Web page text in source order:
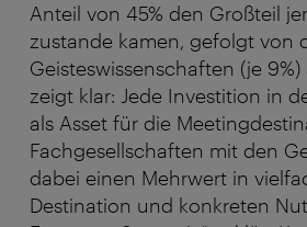
Anteil von 45% den Großteil
zustande kamen, gefolgt von
Geisteswissenschaften (je
zeigt klar: Jede Investition in
als Asset für die
Fachgesellschaften mit den
dabei einen Mehrwert in
Destination und konkreten